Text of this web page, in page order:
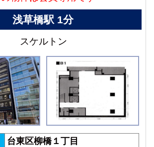
浅草橋駅 1分
スケルトン
台東区柳橋１丁目